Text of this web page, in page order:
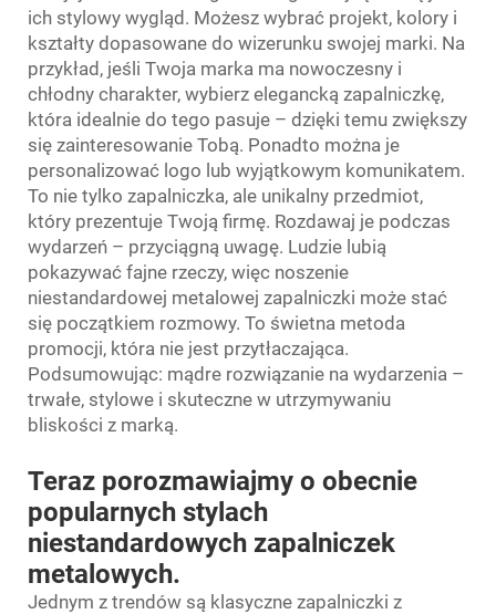
ich stylowy wygląd. Możesz wybrać projekt, kolory i
kształty dopasowane do wizerunku swojej marki. Na
przykład, jeśli Twoja marka ma nowoczesny i
chłodny charakter, wybierz elegancką zapalniczkę,
która idealnie do tego pasuje – dzięki temu zwiększy
się zainteresowanie Tobą. Ponadto można je
personalizować logo lub wyjątkowym komunikatem.
To nie tylko zapalniczka, ale unikalny przedmiot,
który prezentuje Twoją firmę. Rozdawaj je podczas
wydarzeń – przyciągną uwagę. Ludzie lubią
pokazywać fajne rzeczy, więc noszenie
niestandardowej metalowej zapalniczki może stać
się początkiem rozmowy. To świetna metoda
promocji, która nie jest przytłaczająca.
Podsumowując: mądre rozwiązanie na wydarzenia –
trwałe, stylowe i skuteczne w utrzymywaniu
bliskości z marką.
Teraz porozmawiajmy o obecnie
popularnych stylach
niestandardowych zapalniczek
metalowych.
Jednym z trendów są klasyczne zapalniczki z